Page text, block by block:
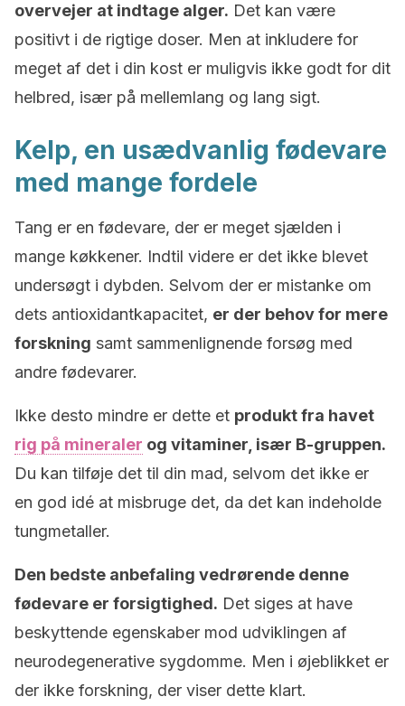
overvejer at indtage alger. Det kan være
positivt i de rigtige doser. Men at inkludere for
meget af det i din kost er muligvis ikke godt for dit
helbred, især på mellemlang og lang sigt.
Kelp, en usædvanlig fødevare
med mange fordele
Tang er en fødevare, der er meget sjælden i
mange køkkener. Indtil videre er det ikke blevet
undersøgt i dybden. Selvom der er mistanke om
dets antioxidantkapacitet, er der behov for mere
forskning samt sammenlignende forsøg med
andre fødevarer.
Ikke desto mindre er dette et produkt fra havet
rig på mineraler og vitaminer, især B-gruppen.
Du kan tilføje det til din mad, selvom det ikke er
en god idé at misbruge det, da det kan indeholde
tungmetaller.
Den bedste anbefaling vedrørende denne
fødevare er forsigtighed. Det siges at have
beskyttende egenskaber mod udviklingen af
neurodegenerative sygdomme. Men i øjeblikket er
der ikke forskning, der viser dette klart.